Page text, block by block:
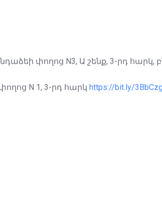
փողոց N3, Ա շենք, 3-րդ հարկ,
N 1, 3-րդ հարկ https://bit.ly/